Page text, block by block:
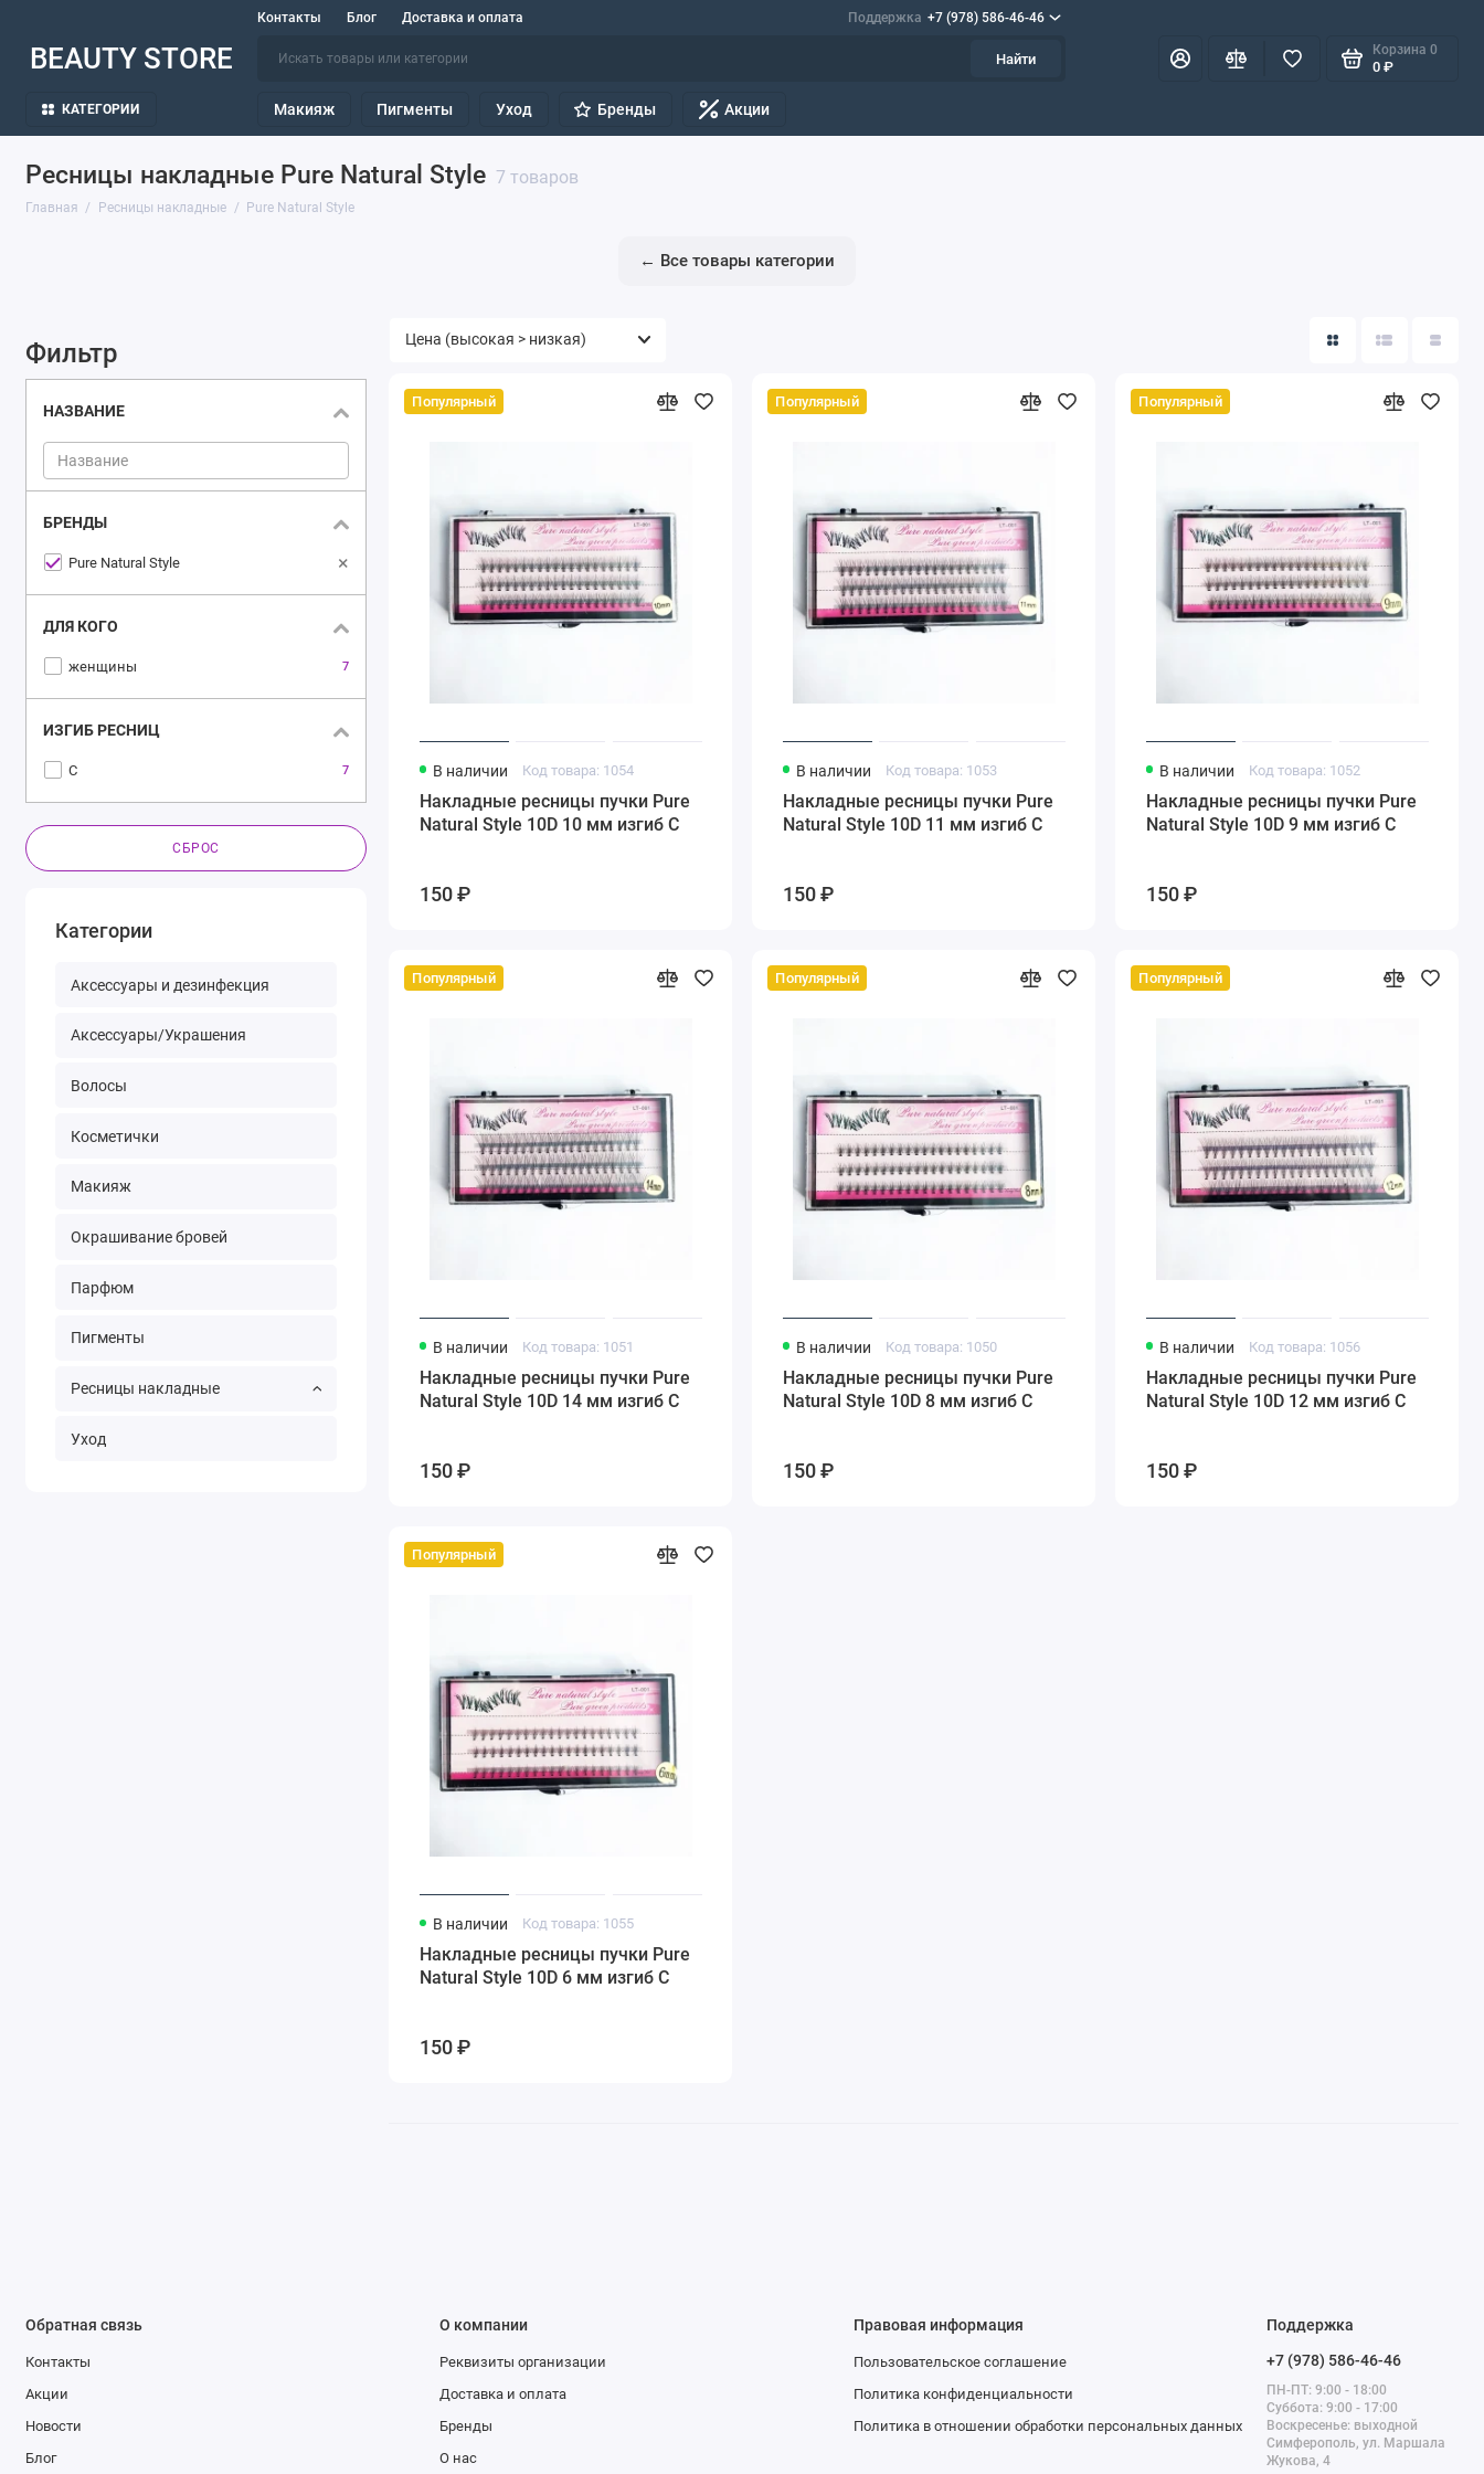
Контакты Блог Доставка и оплата Поддержка +7 (978) 586-46-46
BEAUTY STORE Найти
Корзина 0
0 ₽
КАТЕГОРИИ Макияж Пигменты Уход Бренды Акции
Ресницы накладные Pure Natural Style 7 товаров
Главная Ресницы накладные Pure Natural Style
← Все товары категории
Фильтр
НАЗВАНИЕ
БРЕНДЫ
Pure Natural Style ×
ДЛЯ КОГО
женщины 7
ИЗГИБ РЕСНИЦ
С 7
СБРОС
Категории
Аксессуары и дезинфекция
Аксессуары/Украшения
Волосы
Косметички
Макияж
Окрашивание бровей
Парфюм
Пигменты
Ресницы накладные
Уход
Популярный
В наличии Код товара: 1054
Накладные ресницы пучки Pure
Natural Style 10D 10 мм изгиб С
150 ₽
Популярный
В наличии Код товара: 1053
Накладные ресницы пучки Pure
Natural Style 10D 11 мм изгиб С
150 ₽
Популярный
В наличии Код товара: 1052
Накладные ресницы пучки Pure
Natural Style 10D 9 мм изгиб С
150 ₽
Популярный
В наличии Код товара: 1051
Накладные ресницы пучки Pure
Natural Style 10D 14 мм изгиб С
150 ₽
Популярный
В наличии Код товара: 1050
Накладные ресницы пучки Pure
Natural Style 10D 8 мм изгиб С
150 ₽
Популярный
В наличии Код товара: 1056
Накладные ресницы пучки Pure
Natural Style 10D 12 мм изгиб С
150 ₽
Популярный
В наличии Код товара: 1055
Накладные ресницы пучки Pure
Natural Style 10D 6 мм изгиб С
150 ₽
Обратная связь
Контакты
Акции
Новости
Блог
О компании
Реквизиты организации
Доставка и оплата
Бренды
О нас
Правовая информация
Пользовательское соглашение
Политика конфиденциальности
Политика в отношении обработки персональных данных
Поддержка
+7 (978) 586-46-46
ПН-ПТ: 9:00 - 18:00
Суббота: 9:00 - 17:00
Воскресенье: выходной
Симферополь, ул. Маршала
Жукова, 4